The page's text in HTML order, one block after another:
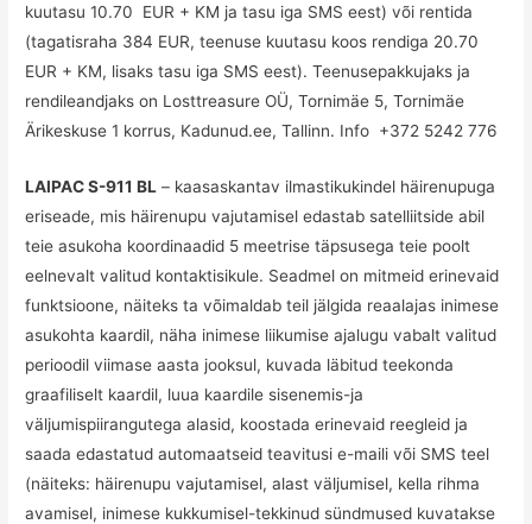
kuutasu 10.70 EUR + KM ja tasu iga SMS eest) või rentida
(tagatisraha 384 EUR, teenuse kuutasu koos rendiga 20.70
EUR + KM, lisaks tasu iga SMS eest). Teenusepakkujaks ja
rendileandjaks on Losttreasure OÜ, Tornimäe 5, Tornimäe
Ärikeskuse 1 korrus, Kadunud.ee, Tallinn. Info +372 5242 776
LAIPAC S-911 BL – kaasaskantav ilmastikukindel häirenupuga
eriseade, mis häirenupu vajutamisel edastab satelliitside abil
teie asukoha koordinaadid 5 meetrise täpsusega teie poolt
eelnevalt valitud kontaktisikule. Seadmel on mitmeid erinevaid
funktsioone, näiteks ta võimaldab teil jälgida reaalajas inimese
asukohta kaardil, näha inimese liikumise ajalugu vabalt valitud
perioodil viimase aasta jooksul, kuvada läbitud teekonda
graafiliselt kaardil, luua kaardile sisenemis-ja
väljumispiirangutega alasid, koostada erinevaid reegleid ja
saada edastatud automaatseid teavitusi e-maili või SMS teel
(näiteks: häirenupu vajutamisel, alast väljumisel, kella rihma
avamisel, inimese kukkumisel-tekkinud sündmused kuvatakse